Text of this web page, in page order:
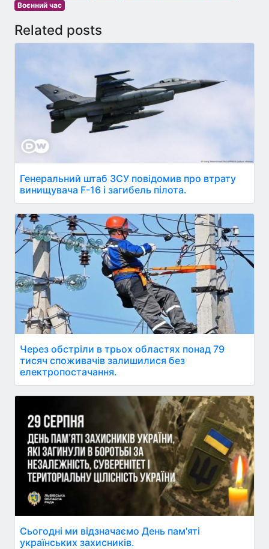
Воєнний час
Related posts
Генеральний штаб ЗСУ повідомив про втрату
винищувача F-16 і загибель пілота.
Через обстріли в трьох областях понад 79
тисяч споживачів залишилися без
електропостачання.
Сьогодні ми відзначаємо День пам'яті
українських захисників.